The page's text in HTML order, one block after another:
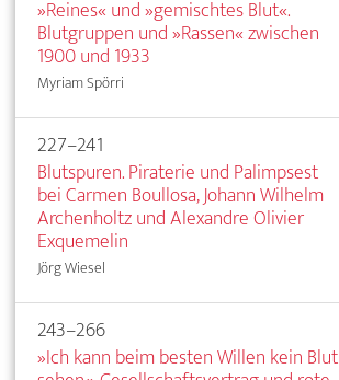
»Reines« und »gemischtes Blut«.
Blutgruppen und »Rassen« zwischen
1900 und 1933
Myriam Spörri
227–241
Blutspuren. Piraterie und Palimpsest
bei Carmen Boullosa, Johann Wilhelm
Archenholtz und Alexandre Olivier
Exquemelin
Jörg Wiesel
243–266
»Ich kann beim besten Willen kein Blut